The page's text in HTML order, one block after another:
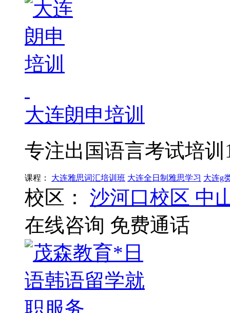
大连朗申培训
专注出国语言考试培训
课程： 大连雅思词汇培训班 大连全日制雅思学习 大连g
校区： 沙河口校区 中
在线咨询 免费通话